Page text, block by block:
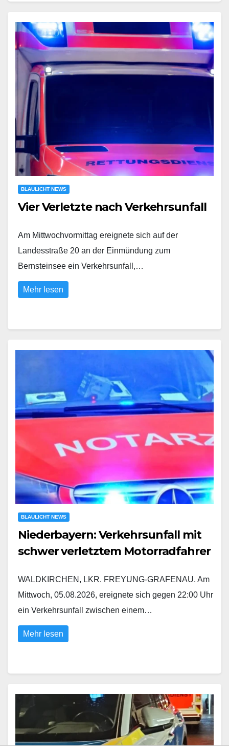
BLAULICHT NEWS
Vier Verletzte nach Verkehrsunfall
Am Mittwochvormittag ereignete sich auf der
Landesstraße 20 an der Einmündung zum
Bernsteinsee ein Verkehrsunfall,…
Mehr lesen
BLAULICHT NEWS
Niederbayern: Verkehrsunfall mit
schwer verletztem Motorradfahrer
WALDKIRCHEN, LKR. FREYUNG-GRAFENAU. Am
Mittwoch, 05.08.2026, ereignete sich gegen 22:00 Uhr
ein Verkehrsunfall zwischen einem…
Mehr lesen